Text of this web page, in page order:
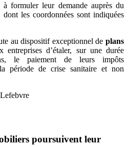
formuler leur demande auprès du
les coordonnées sont indiquées
au dispositif exceptionnel deplans
entreprises d’étaler, sur une durée
le paiement de leurs impôts
période de crise sanitaire et non
poursuivent leur